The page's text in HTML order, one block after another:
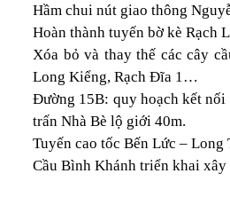
Hầm chui nút giao thông
Hoàn thành tuyến bờ kè Rạch
Xóa bỏ và thay thế các cây
Long Kiểng, Rạch Đĩa 1…
Đường 15B: quy hoạch kết nối
trấn Nhà Bè lộ giới 40m.
Tuyến cao tốc Bến Lức –
Cầu Bình Khánh triển khai